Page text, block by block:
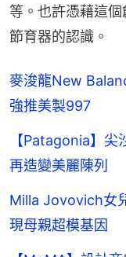
等。也許憑藉這
節育器的認識。
麥浚龍New
強推美製997
【Patagonia】
再造變美麗陳列
Milla Jovovich女
現母親超模基因